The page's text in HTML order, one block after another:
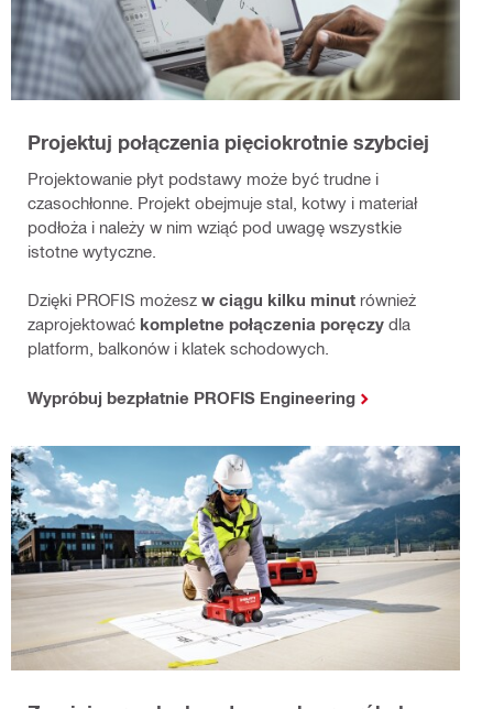
Projektuj połączenia pięciokrotnie szybciej
Projektowanie płyt podstawy może być trudne i
czasochłonne. Projekt obejmuje stal, kotwy i materiał
podłoża i należy w nim wziąć pod uwagę wszystkie
istotne wytyczne.
Dzięki PROFIS możesz w ciągu kilku minut również
zaprojektować kompletne połączenia poręczy dla
platform, balkonów i klatek schodowych.
Wypróbuj bezpłatnie PROFIS Engineering